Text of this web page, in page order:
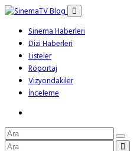
Sinema Haberleri
Dizi Haberleri
Listeler
Röportaj
Vizyondakiler
İnceleme